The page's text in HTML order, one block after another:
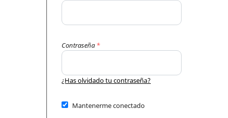
Contraseña *
¿Has olvidado tu contraseña?
Mantenerme conectado